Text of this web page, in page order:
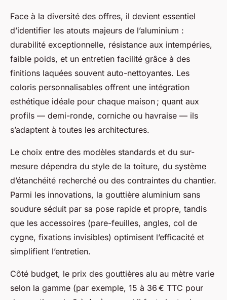
Face à la diversité des offres, il devient essentiel
d’identifier les atouts majeurs de l’aluminium :
durabilité exceptionnelle, résistance aux intempéries,
faible poids, et un entretien facilité grâce à des
finitions laquées souvent auto-nettoyantes. Les
coloris personnalisables offrent une intégration
esthétique idéale pour chaque maison ; quant aux
profils — demi-ronde, corniche ou havraise — ils
s’adaptent à toutes les architectures.
Le choix entre des modèles standards et du sur-
mesure dépendra du style de la toiture, du système
d’étanchéité recherché ou des contraintes du chantier.
Parmi les innovations, la gouttière aluminium sans
soudure séduit par sa pose rapide et propre, tandis
que les accessoires (pare-feuilles, angles, col de
cygne, fixations invisibles) optimisent l’efficacité et
simplifient l’entretien.
Côté budget, le prix des gouttières alu au mètre varie
selon la gamme (par exemple, 15 à 36 € TTC pour